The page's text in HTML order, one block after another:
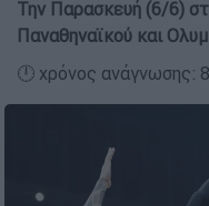
Την Παρασκευή (6/6)
Παναθηναϊκού και
🕛 χρόνος ανάγνωσης: